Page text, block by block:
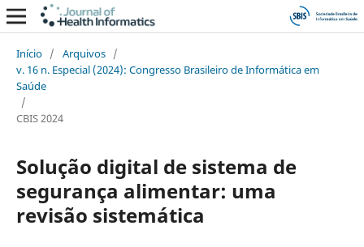
Início / Arquivos /
v. 16 n. Especial (2024): Congresso Brasileiro de Informática em
Saúde
/
CBIS 2024
Solução digital de sistema de
segurança alimentar: uma
revisão sistemática